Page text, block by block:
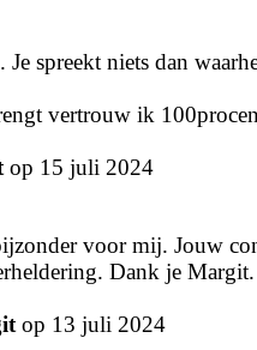
spreekt niets dan
vertrouw ik
op 15 juli 2024
voor mij. Jouw
Dank je Margit.
op 13 juli 2024